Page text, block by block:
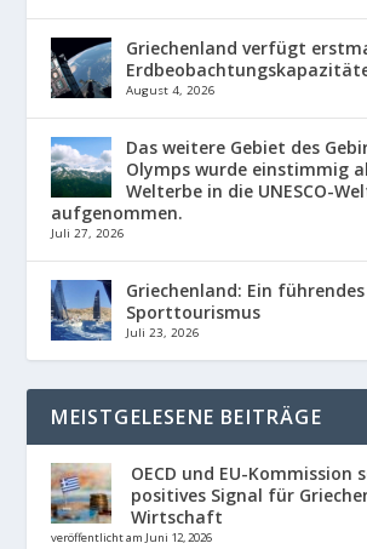
Griechenland verfügt
August 4, 2026
Das weitere Gebiet des
Olymps wurde einstimmig
Welterbe in die UNESCO-
aufgenommen.
Juli 27, 2026
Griechenland: Ein
Sporttourismus
Juli 23, 2026
MEISTGELESENE BEITRÄGE
OECD und EU-Kommission
positives Signal für
Wirtschaft
veröffentlicht am Juni 12, 2026